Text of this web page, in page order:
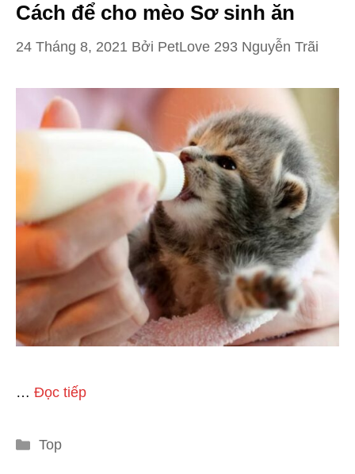
Cách để cho mèo Sơ sinh ăn
24 Tháng 8, 2021 Bởi PetLove 293 Nguyễn Trãi
… Đọc tiếp
Danh
Top